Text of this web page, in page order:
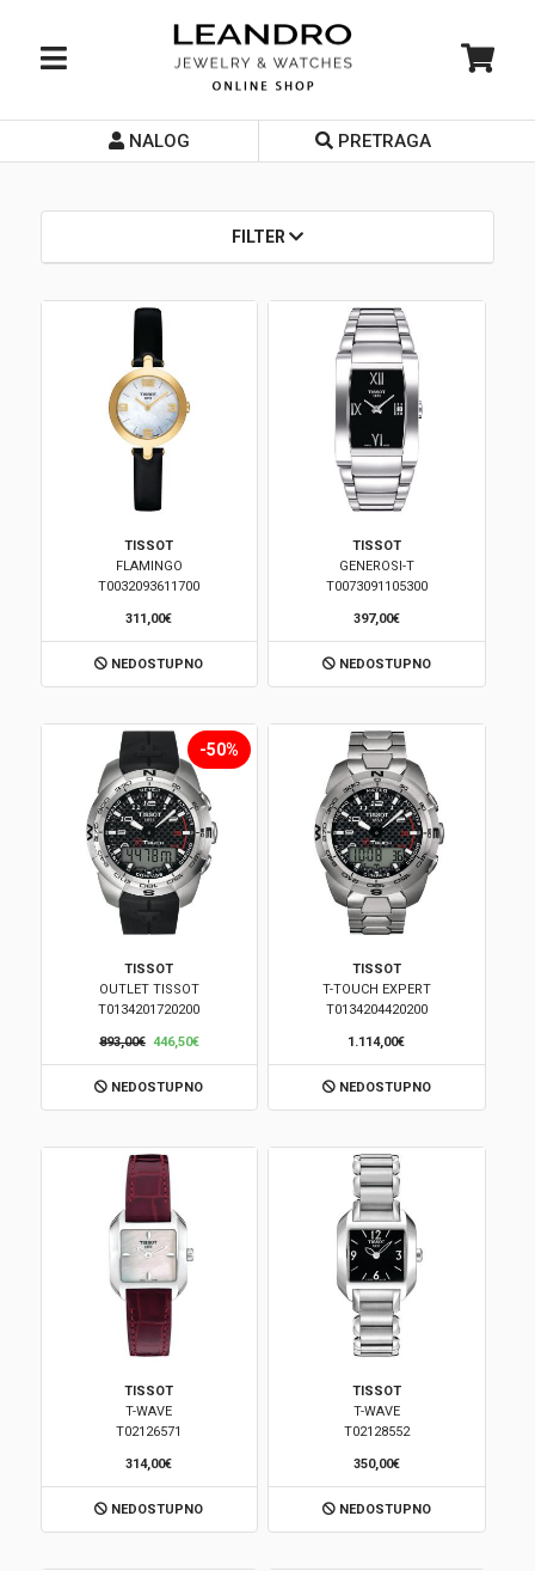
Početna
Prodavnice
Loyalty Club
Brendovi
Swiss🇨🇭
Satovi
Diamond
Outlet
POKLON VAUČER
Prijava
Registracija
NALOG PRETRAGA
FILTER
TISSOT
FLAMINGO
T0032093611700
311,00€
NEDOSTUPNO
TISSOT
GENEROSI-T
T0073091105300
397,00€
NEDOSTUPNO
-50%
TISSOT
OUTLET TISSOT
T0134201720200
893,00€ 446,50€
NEDOSTUPNO
TISSOT
T-TOUCH EXPERT
T0134204420200
1.114,00€
NEDOSTUPNO
TISSOT
T-WAVE
T02126571
314,00€
NEDOSTUPNO
TISSOT
T-WAVE
T02128552
350,00€
NEDOSTUPNO